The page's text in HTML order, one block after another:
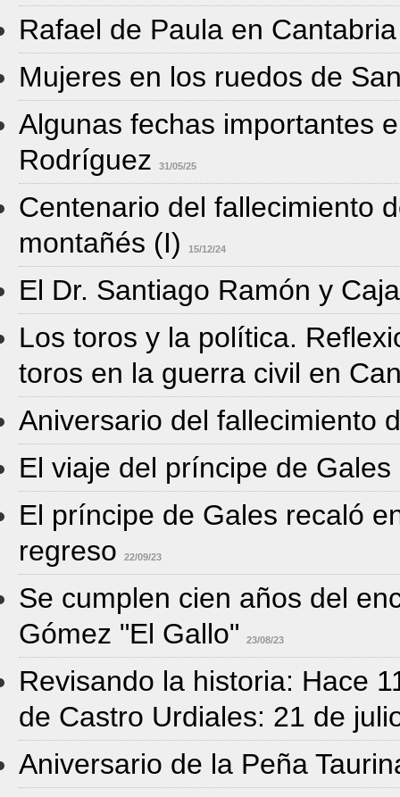
Rafael de Paula en Cantabria
Mujeres en los ruedos de
Algunas fechas importantes
Rodríguez
31/05/25
Centenario del fallecimiento
montañés (I)
15/12/24
El Dr. Santiago Ramón y
Los toros y la política.
toros en la guerra civil en
Aniversario del fallecimiento
El viaje del príncipe de
El príncipe de Gales recaló
regreso
22/09/23
Se cumplen cien años del
Gómez "El Gallo"
23/08/23
Revisando la historia: Hace
de Castro Urdiales: 21 de
Aniversario de la Peña